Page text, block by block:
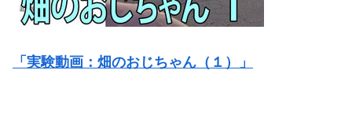
「実験動画：畑のおじちゃん（１）」